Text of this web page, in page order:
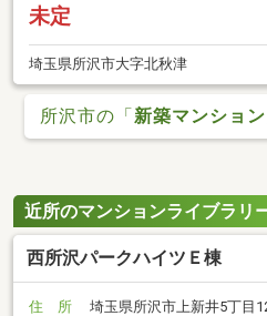
未定
埼玉県所沢市大字北秋津
所沢市の「新築マンション
近所のマンションライブラリ
西所沢パークハイツＥ棟
住 所
埼玉県所沢市上新井5丁目